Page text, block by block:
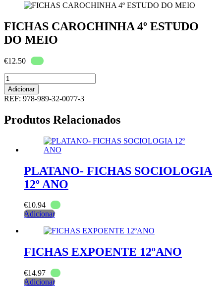
FICHAS CAROCHINHA 4º ESTUDO
DO MEIO
€12.50
Quantidade
de
FICHAS
CAROCHINHA
ESTUDO
Adicionar
REF: 978-989-32-0077-3
Produtos Relacionados
PLATANO- FICHAS SOCIOLOGIA
12º ANO
€10.94
Adicionar
FICHAS EXPOENTE 12ºANO
€14.97
Adicionar